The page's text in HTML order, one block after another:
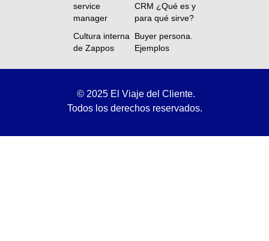
service
manager
Cultura interna
de Zappos
CRM ¿Qué es y
para qué sirve?
Buyer persona.
Ejemplos
©2025 El Viaje del Cliente.
Todos los derechos reservados.